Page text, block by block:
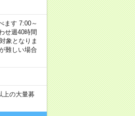
ます 7:00～
せ週40時間
象となりま
難しい場合
上の大量募